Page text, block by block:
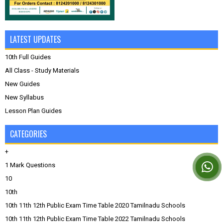
LATEST UPDATES
10th Full Guides
All Class - Study Materials
New Guides
New Syllabus
Lesson Plan Guides
CATEGORIES
+
1 Mark Questions
10
10th
10th 11th 12th Public Exam Time Table 2020 Tamilnadu Schools
10th 11th 12th Public Exam Time Table 2022 Tamilnadu Schools